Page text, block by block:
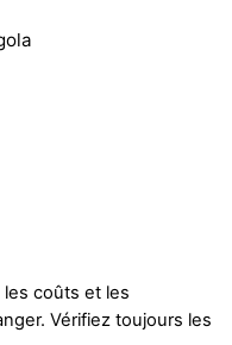
coûts et les
Vérifiez toujours les